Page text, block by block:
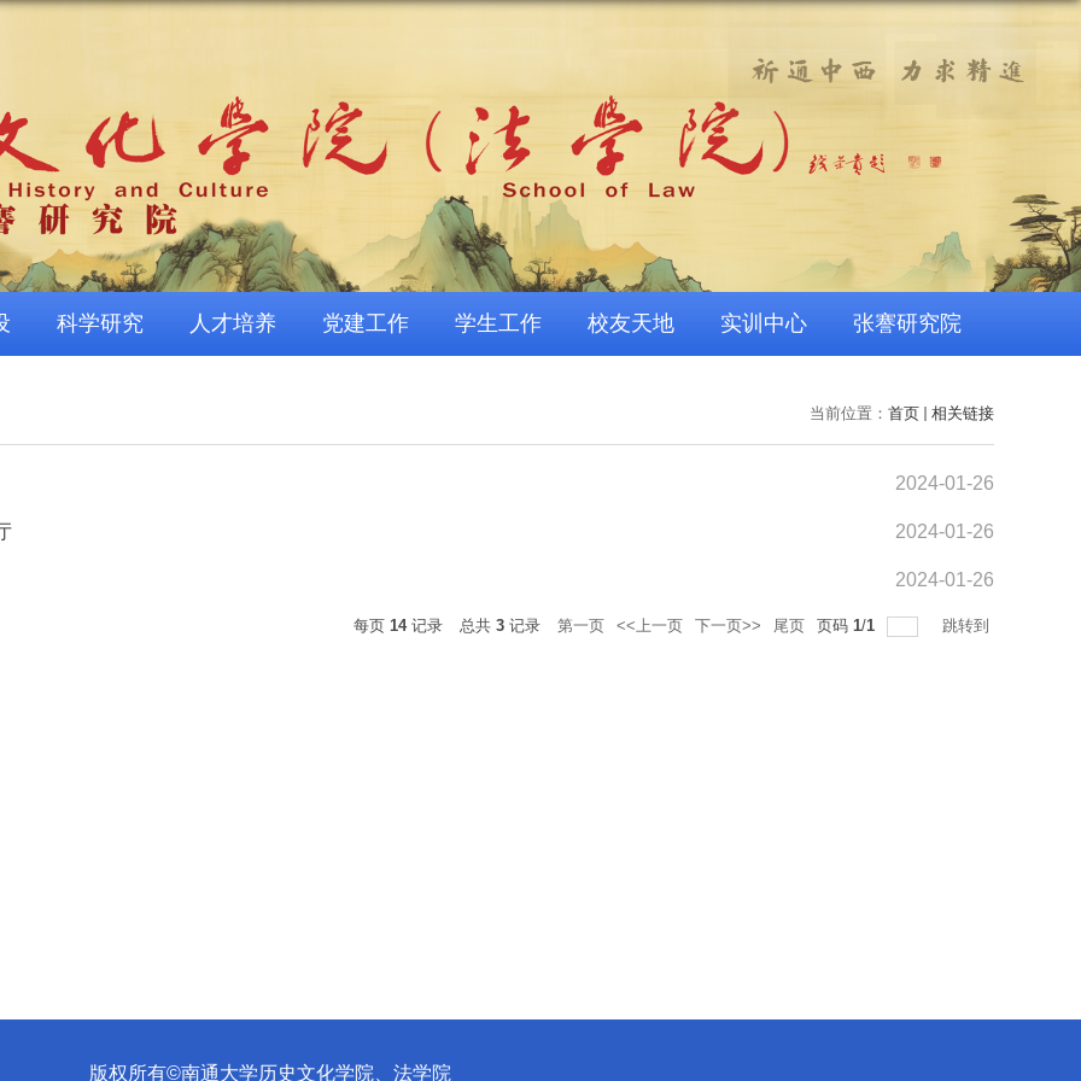
科学研究 人才培养 党建工作 学生工作 校友天地 实训中心 张謇研究院
当前位置： 首页 相关链接
2024-01-26
2024-01-26
2024-01-26
每页 14记录 总共 3 记录 第一页 <<上一页 下一页>> 尾页 页码 1/1 跳转到
版权所有©南通大学历史文化学院、法学院